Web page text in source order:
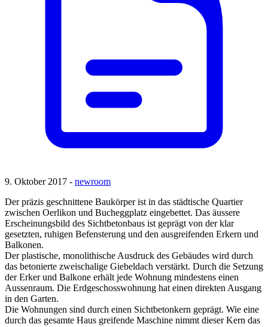
9. Oktober 2017 - newroom
Der präzis geschnittene Baukörper ist in das städtische Quartier
zwischen Oerlikon und Bucheggplatz eingebettet. Das äussere
Erscheinungsbild des Sichtbetonbaus ist geprägt von der klar
gesetzten, ruhigen Befensterung und den ausgreifenden Erkern und
Balkonen.
Der plastische, monolithische Ausdruck des Gebäudes wird durch
das betonierte zweischalige Giebeldach verstärkt. Durch die Setzung
der Erker und Balkone erhält jede Wohnung mindestens einen
Aussenraum. Die Erdgeschosswohnung hat einen direkten Ausgang
in den Garten.
Die Wohnungen sind durch einen Sichtbetonkern geprägt. Wie eine
durch das gesamte Haus greifende Maschine nimmt dieser Kern das